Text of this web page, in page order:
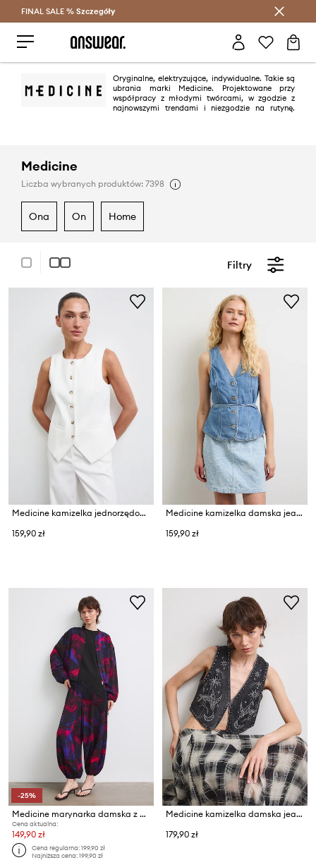
Oszczędzaj z Answear Club >
FINAL SALE % Szczegóły
Oryginalne, elektryzujące, indywidualne. Takie są
ubrania marki Medicine. Projektowane przy
współpracy z młodymi twórcami, w zgodzie z
najnowszymi trendami i niezgodzie na rutynę.
Medicine
Liczba wybranych produktów: 7398
ona on home
Filtry
Medicine kamizelka jednorzędowa damska
159,90 zł
Medicine kamizelka damska jeansowa
159,90 zł
-25%
Medicine marynarka damska z wiskozą
Cena aktualna:
149,90 zł
Cena regularna:199,90 zł
Najniższa cena:199,90 zł
Medicine kamizelka damska jeansowa
179,90 zł